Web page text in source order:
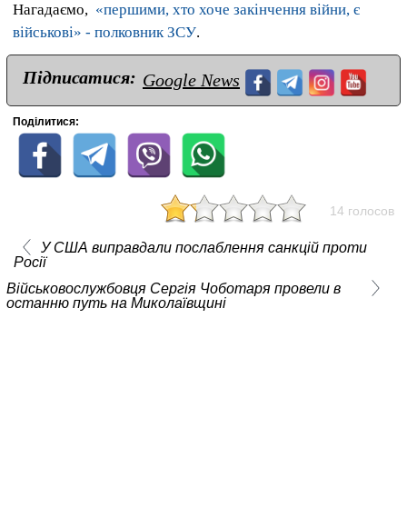
Нагадаємо, «першими, хто хоче закінчення війни, є
військові» - полковник ЗСУ.
Підписатися: Google News
Поділитися:
14 голосов
У США виправдали послаблення санкцій проти
Росії
Військовослужбовця Сергія Чоботаря провели в
останню путь на Миколаївщині